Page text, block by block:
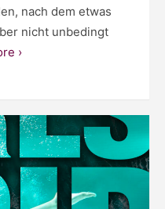
nach dem etwas
nicht unbedingt
›